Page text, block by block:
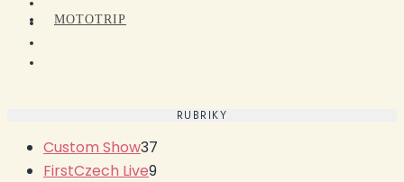
MOTOTRIP
RUBRIKY
Custom Show37
FirstCzech Live9